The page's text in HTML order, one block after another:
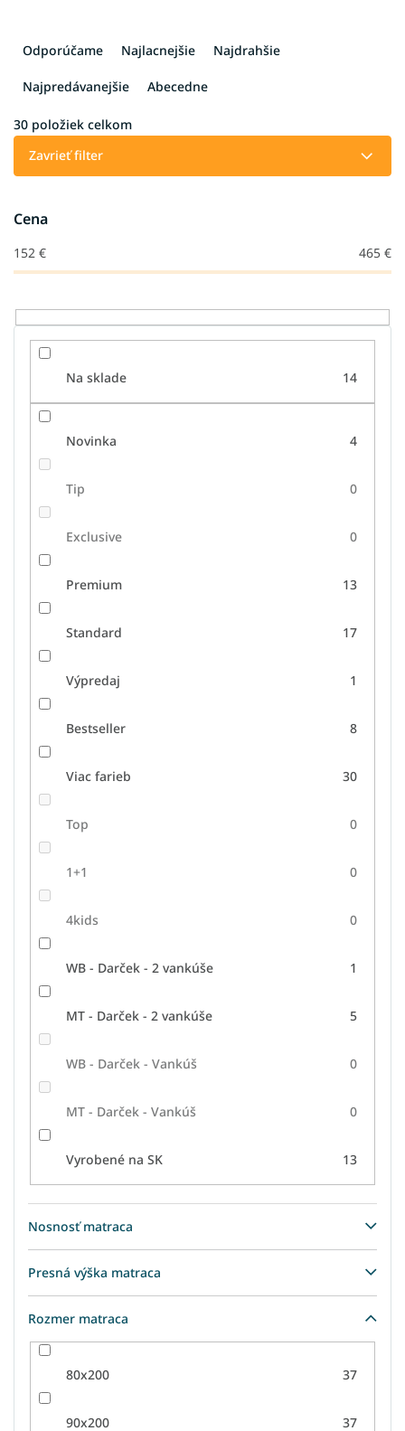
a
i
d
u
k
o
v
Odporúčame Najlacnejšie Najdrahšie
Najpredávanejšie Abecedne
30 položiek celkom
Zavrieť filter
Cena
152 € 465 €
Na sklade 14
Novinka 4
Tip 0
Exclusive 0
Premium 13
Standard 17
Výpredaj 1
Bestseller 8
Viac farieb 30
Top 0
1+1 0
4kids 0
WB - Darček - 2 vankúše 1
MT - Darček - 2 vankúše 5
WB - Darček - Vankúš 0
MT - Darček - Vankúš 0
Vyrobené na SK 13
Nosnosť matraca
Presná výška matraca
Rozmer matraca
80x200 37
90x200 37